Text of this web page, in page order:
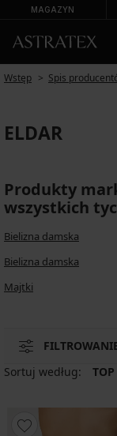
MAGAZYN
Wstęp Spis
ELDAR
Produkty
wszystkich
Bielizna damska
Bielizna damska
Majtki
Sortuj według:
TOP